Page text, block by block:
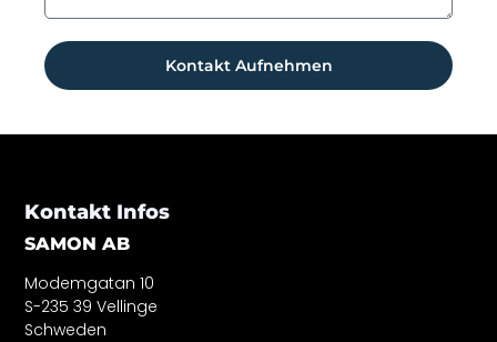
Kontakt Aufnehmen
Kontakt Infos
SAMON AB
Modemgatan 10
S-235 39 Vellinge
Schweden